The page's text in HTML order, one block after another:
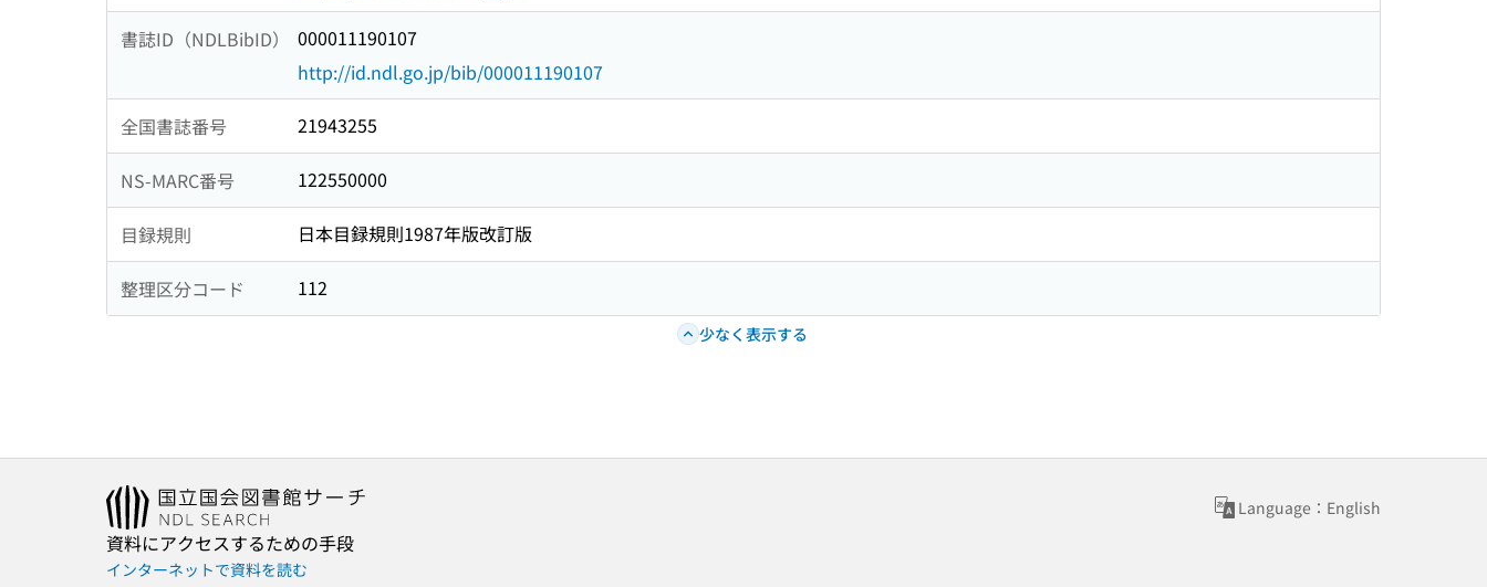
書誌ID（NDLBibID）
000011190107
http://id.ndl.go.jp/bib/000011190107
全国書誌番号 21943255
NS-MARC番号 122550000
目録規則 日本目録規則1987年版改訂版
整理区分コード 112
少なく表示する
Language：English
資料にアクセスするための手段
インターネットで資料を読む